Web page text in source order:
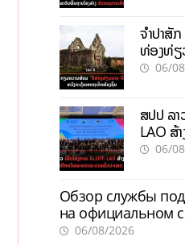
ຈຳປາສັ
ທ່ອງທ່ຽ
ກະຕຸ້ນເ
06/
ສປປ ລາ
LAO ສ້
ພະຍາດລ
06/
Обзор службы
на официальном
актуальной
06/08/2026